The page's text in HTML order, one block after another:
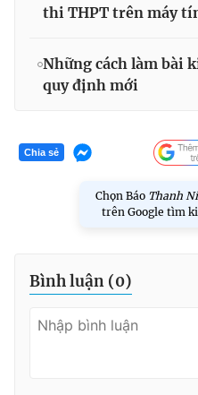
thi THPT trên máy
Những cách làm bài
quy định mới
Chia sẻ
Chọn Báo Thanh
trên Google tìm
Bình luận (0)